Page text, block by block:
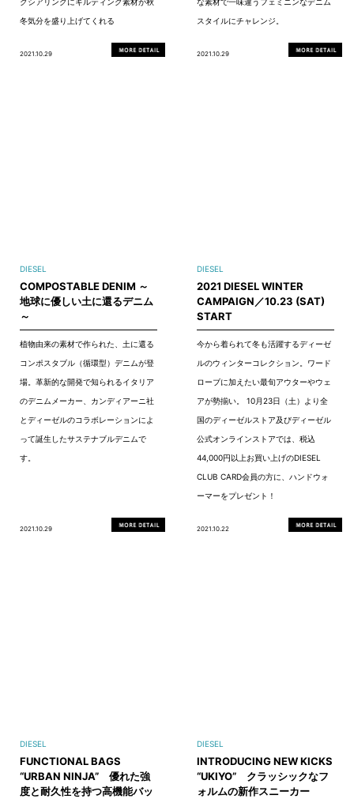
冬気分を盛り上げてくれる
2021.10.29
スタイルにチャレンジ。
2021.10.29
DIESEL
COMPOSTABLE DENIM ～
地球に優しい土に還るデニム
～
植物由来の素材で作られた、土に還る
コンポスタブル（循環型）デニムが登
場。革新的な開発で知られるイタリア
のデニムメーカー、カンディアーニ社
とディーゼルのコラボレーションによ
って誕生したサステナブルデニムで
す。
2021.10.29
DIESEL
2021 DIESEL WINTER
CAMPAIGN／10.23 (SAT)
START
今から着られて冬も活躍するディーゼ
ルのウィンターコレクション。ワード
ローブに加えたい最旬アウターやウェ
アが勢揃い。 10月23日（土）より全
国のディーゼルストア及びディーゼル
公式オンラインストアでは、税込
44,000円以上お買い上げのDIESEL
CLUB CARD会員の方に、ハンドウォ
ーマーをプレゼント！
2021.10.22
DIESEL
FUNCTIONAL BAGS
“URBAN NINJA” 優れた強
度と耐久性を持つ高機能バッ
DIESEL
INTRODUCING NEW KICKS
“UKIYO” クラッシックなフ
ォルムの新作スニーカー